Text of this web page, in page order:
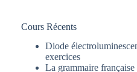
Cours Récents
Diode
exercices
La grammaire